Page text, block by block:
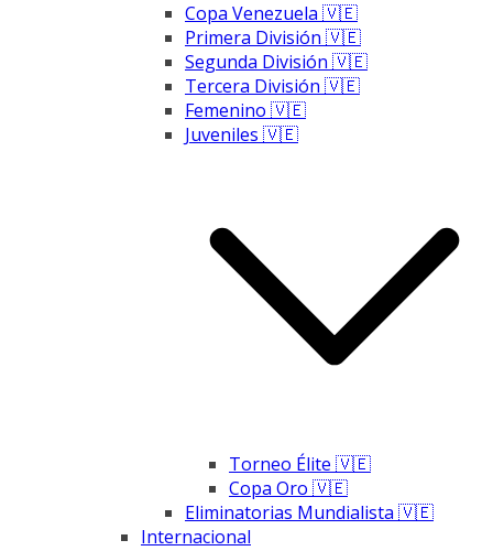
Copa Venezuela 🇻🇪
Primera División 🇻🇪
Segunda División 🇻🇪
Tercera División 🇻🇪
Femenino 🇻🇪
Juveniles 🇻🇪
Torneo Élite 🇻🇪
Copa Oro 🇻🇪
Eliminatorias Mundialista 🇻🇪
Internacional